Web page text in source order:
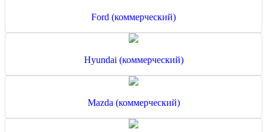
Ford (коммерческий)
Hyundai (коммерческий)
Mazda (коммерческий)